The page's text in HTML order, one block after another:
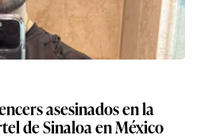
asesinados en la
de Sinaloa en México